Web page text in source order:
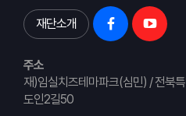
재단소개
주소
재)임실치즈테마파크(심민) / 전북
도인2길50